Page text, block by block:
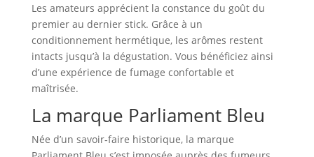
Les amateurs apprécient la constance du goût du
premier au dernier stick. Grâce à un
conditionnement hermétique, les arômes restent
intacts jusqu’à la dégustation. Vous bénéficiez ainsi
d’une expérience de fumage confortable et
maîtrisée.
La marque Parliament Bleu
Née d’un savoir‑faire historique, la marque